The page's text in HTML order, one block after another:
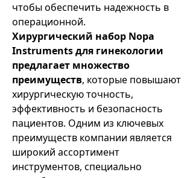
чтобы обеспечить надежность в
операционной.
Хирургический набор Nopa
Instruments для гинекологии
предлагает множество
преимуществ, которые повышают
хирургическую точность,
эффективность и безопасность
пациентов. Одним из ключевых
преимуществ компании является
широкий ассортимент
инструментов, специально